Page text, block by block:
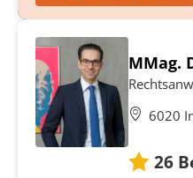
MMag.
6020
26